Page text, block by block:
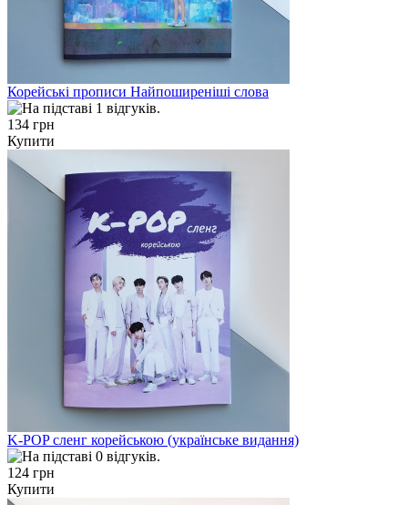
Корейські прописи Найпоширеніші слова
134 грн
Купити
K-POP сленг корейською (українське видання)
124 грн
Купити